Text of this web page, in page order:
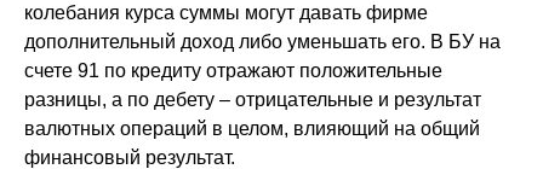
колебания курса суммы могут давать фирме
дополнительный доход либо уменьшать его. В БУ на
счете 91 по кредиту отражают положительные
разницы, а по дебету – отрицательные и результат
валютных операций в целом, влияющий на общий
финансовый результат.